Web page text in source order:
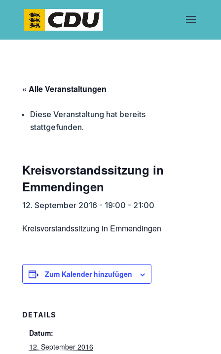
« Alle Veranstaltungen
Diese Veranstaltung hat bereits
stattgefunden.
Kreisvorstandssitzung in
Emmendingen
12. September 2016 - 19:00 - 21:00
Kreisvorstandssitzung in Emmendingen
Zum Kalender hinzufügen
DETAILS
Datum:
12. September 2016